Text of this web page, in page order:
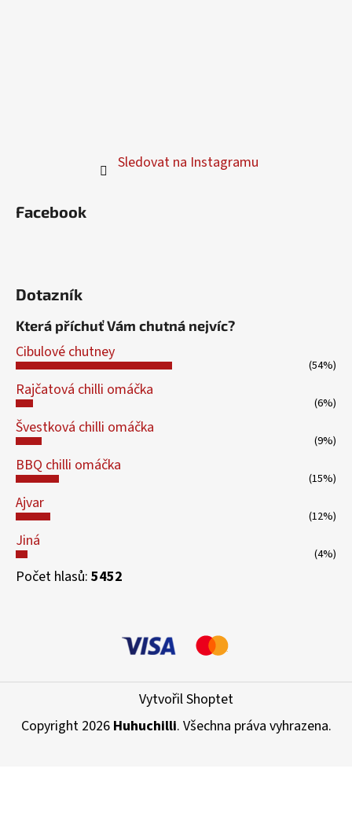
Sledovat na Instagramu
Facebook
Dotazník
Která příchuť Vám chutná nejvíc?
Cibulové chutney
(54%)
Rajčatová chilli omáčka
(6%)
Švestková chilli omáčka
(9%)
BBQ chilli omáčka
(15%)
Ajvar
(12%)
Jiná
(4%)
Počet hlasů: 5452
Vytvořil Shoptet
Copyright 2026 Huhuchilli. Všechna práva vyhrazena.